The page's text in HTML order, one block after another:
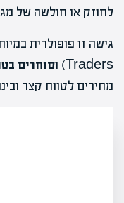
לחוזק או חולשה של
גישה זו פופולרית
Traders) ו
סוחרים
מחירים לטווח קצר